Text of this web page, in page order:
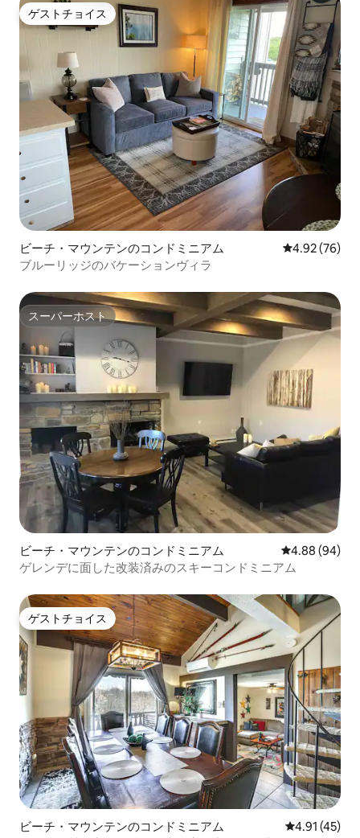
ゲストチョイス
ゲストチョイス
ビーチ・マウンテンのコンドミニアム レビュー76
4.92 (76)
ブルーリッジのバケーションヴィラ
スーパーホスト
スーパーホスト
ビーチ・マウンテンのコンドミニアム レビュー94件
4.88 (94)
ゲレンデに面した改装済みのスキーコンドミニアム
ゲストチョイス
ゲストチョイス
ビーチ・マウンテンのコンドミニアム レビュー45
4.91 (45)